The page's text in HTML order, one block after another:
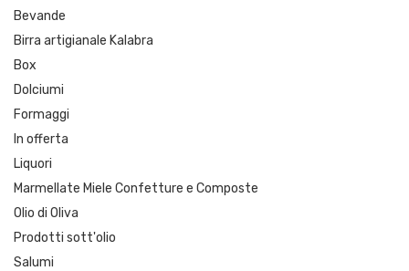
Bevande
Birra artigianale Kalabra
Box
Dolciumi
Formaggi
In offerta
Liquori
Marmellate Miele Confetture e Composte
Olio di Oliva
Prodotti sott'olio
Salumi